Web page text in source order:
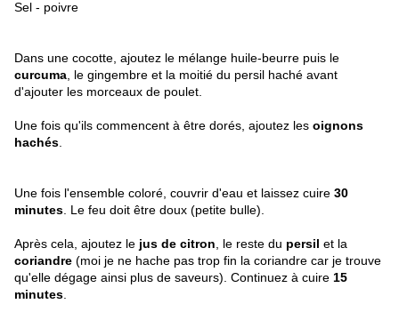
Sel - poivre
Dans une cocotte, ajoutez le mélange huile-beurre puis le
curcuma , le gingembre et la moitié du persil haché avant
d'ajouter les morceaux de poulet.
Une fois qu'ils commencent à être dorés, ajoutez les oignons
hachés
Une fois l'ensemble coloré, couvrir d'eau et laissez cuire 30
minutes . Le feu doit être doux (petite bulle).
Après cela, ajoutez le jus de citron , le reste du persil et la
coriandre (moi je ne hache pas trop fin la coriandre car je trouve
qu'elle dégage ainsi plus de saveurs). Continuez à cuire 15
minutes